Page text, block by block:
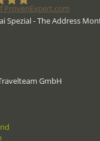
ProvenExpert.com
Spezial - The Address
GmbH